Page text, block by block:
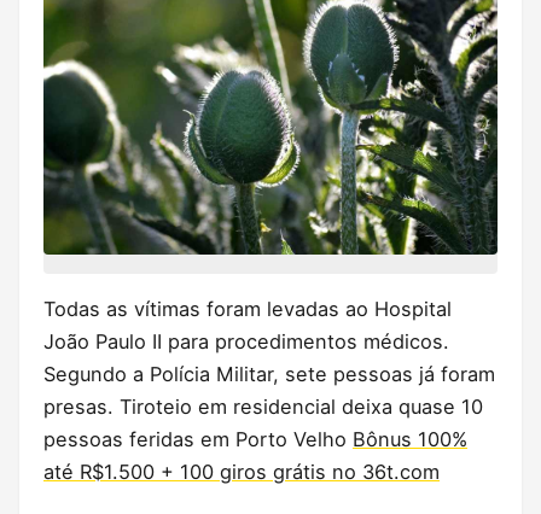
Todas as vítimas foram levadas ao Hospital
João Paulo II para procedimentos médicos.
Segundo a Polícia Militar, sete pessoas já foram
presas. Tiroteio em residencial deixa quase 10
pessoas feridas em Porto Velho Bônus 100%
até R$1.500 + 100 giros grátis no 36t.com